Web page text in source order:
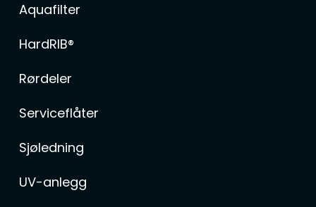
Aquafilter
HardRIB®
Rørdeler
Serviceflåter
Sjøledning
UV-anlegg